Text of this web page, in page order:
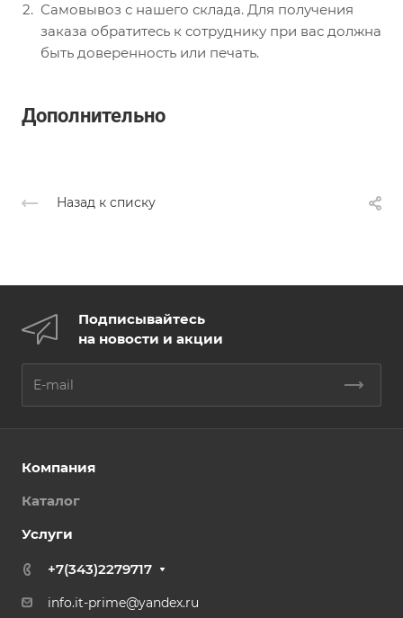
Самовывоз с нашего склада. Для получения
заказа обратитесь к сотруднику при вас должна
быть доверенность или печать.
Дополнительно
Назад к списку
Подписывайтесь
на новости и акции
Компания
Каталог
Услуги
+7(343)2279717
info.it-prime@yandex.ru